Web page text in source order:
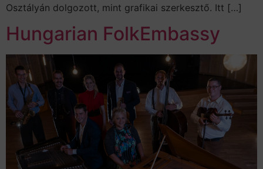
Osztályán dolgozott, mint grafikai szerkesztő. Itt […]
Hungarian FolkEmbassy